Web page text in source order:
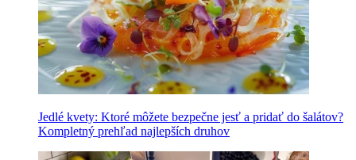
Jedlé kvety: Ktoré môžete bezpečne jesť a pridať do šalátov?
Kompletný prehľad najlepších druhov